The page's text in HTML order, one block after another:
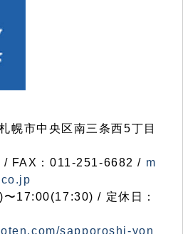
市中央区南三条西5丁目
FAX：011-251-6682 / m
17:00(17:30) / 定休日：
sapporoshi-yon